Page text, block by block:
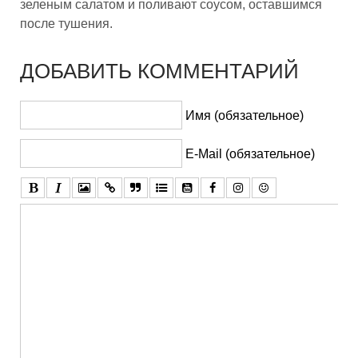
зеленым салатом и поливают соусом, оставшимся
после тушения.
ДОБАВИТЬ КОММЕНТАРИЙ
Имя (обязательное)
E-Mail (обязательное)